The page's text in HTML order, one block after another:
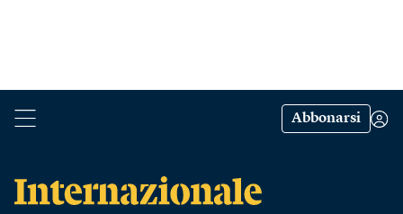
Abbonarsi